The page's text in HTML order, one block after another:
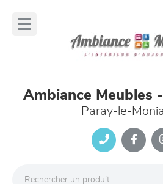
Ambiance Meubles
Paray-le-